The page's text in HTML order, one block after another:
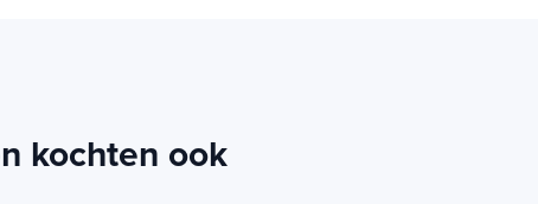
kochten ook